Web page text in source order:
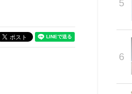
5
6